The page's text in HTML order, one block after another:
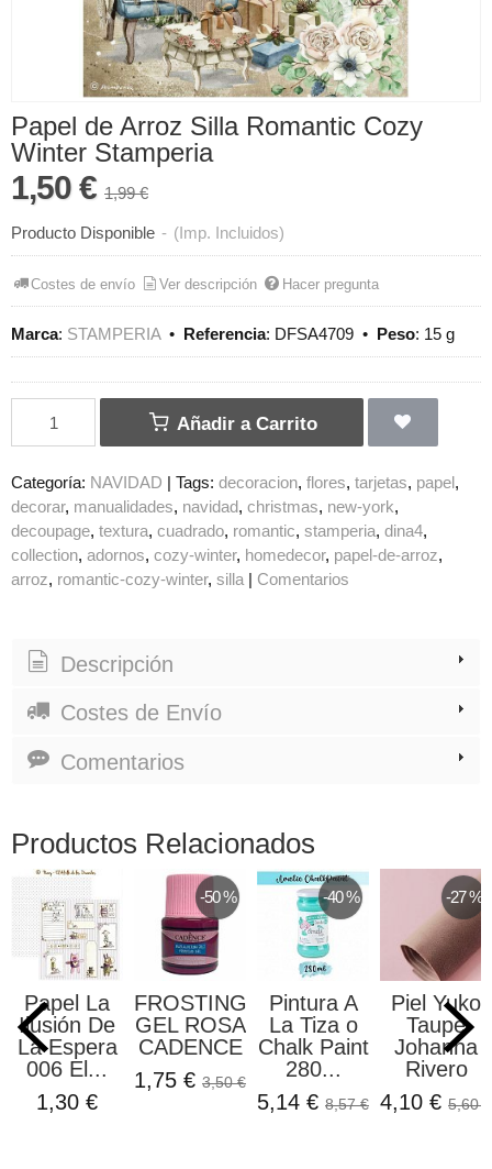
Papel de Arroz Silla Romantic Cozy
Winter Stamperia
1,50 € 1,99 €
Producto Disponible - (Imp. Incluidos)
Costes de envío Ver descripción Hacer pregunta
Marca: STAMPERIA• Referencia: DFSA4709 • Peso: 15 g
Añadir a Carrito
Categoría: NAVIDAD Tags: decoracion flores tarjetas papel
decorar manualidades navidad christmas new-york
decoupage textura cuadrado romantic stamperia dina4
collection adornos cozy-winter homedecor papel-de-arroz
arroz romantic-cozy-winter silla Comentarios
Descripción
Costes de Envío
Comentarios
Productos Relacionados
Papel La
Ilusión De
La Espera
006 El...
1,30 €
-50 %
FROSTING
GEL ROSA
CADENCE
1,75 € 3,50 €
-40 %
Pintura A
La Tiza o
Chalk Paint
280...
5,14 € 8,57 €
-27 %
Piel Yuko
Taupe
Johanna
Rivero
4,10 € 5,60 €